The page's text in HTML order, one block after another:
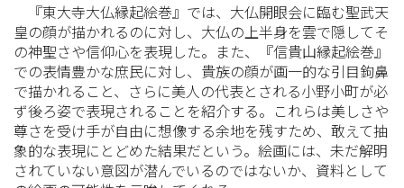
『東大寺大仏縁起絵巻』では、大仏開眼会に臨む聖武天
皇の顔が描かれるのに対し、大仏の上半身を雲で隠してそ
の神聖さや信仰心を表現した。また、『信貴山縁起絵巻』
での表情豊かな庶民に対し、貴族の顔が画一的な引目鉤鼻
で描かれること、さらに美人の代表とされる小野小町が必
ず後ろ姿で表現されることを紹介する。これらは美しさや
尊さを受け手が自由に想像する余地を残すため、敢えて抽
象的な表現にとどめた結果だという。絵画には、未だ解明
されていない意図が潜んでいるのではないか、資料として